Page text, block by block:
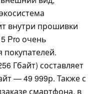
внутри прошивки
Pro очень
Гбайт) составляет
— 49 999р. Также с
смартфона, в